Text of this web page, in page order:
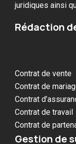
juridiques ainsi
Rédaction
Contrat de vente
Contrat de
Contrat
Contrat de travail
Contrat de
Gestion de